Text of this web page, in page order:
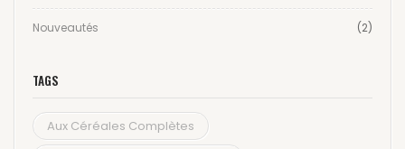
Nouveautés (2)
TAGS
Aux Céréales Complètes